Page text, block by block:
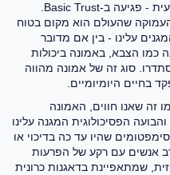
שאנו מכנים זאת בטרמינולוגיה המקצועית - פגיעה ב-Basic Trust.
שהעולם הוא מקום בטוח
עלינו - בין אם מדובר
כמו הצבא, באמונה ביכולות
סוג זה של אמונה מהווה
בחיים היומיומיים.
זה שאנו חווים, האמונה
הפסיכולוגית המגנה עלינו
שהיו עד כה בדיכוי או
אנשים עם רקע של הפרעות
שמתאפיינת בדאגנות כרונית